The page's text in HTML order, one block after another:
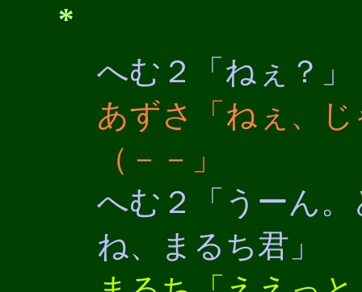
*
へむ２「ねぇ？」
あずさ「ねぇ、
（－－」
へむ２「うーん
ね、まるち君」